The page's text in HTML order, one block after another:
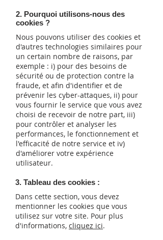
2. Pourquoi utilisons-nous des
cookies ?
Nous pouvons utiliser des cookies et
d'autres technologies similaires pour
un certain nombre de raisons, par
exemple : i) pour des besoins de
sécurité ou de protection contre la
fraude, et afin d'identifier et de
prévenir les cyber-attaques, ii) pour
vous fournir le service que vous avez
choisi de recevoir de notre part, iii)
pour contrôler et analyser les
performances, le fonctionnement et
l'efficacité de notre service et iv)
d'améliorer votre expérience
utilisateur.
3. Tableau des cookies :
Dans cette section, vous devez
mentionner les cookies que vous
utilisez sur votre site. Pour plus
d'informations, cliquez ici.